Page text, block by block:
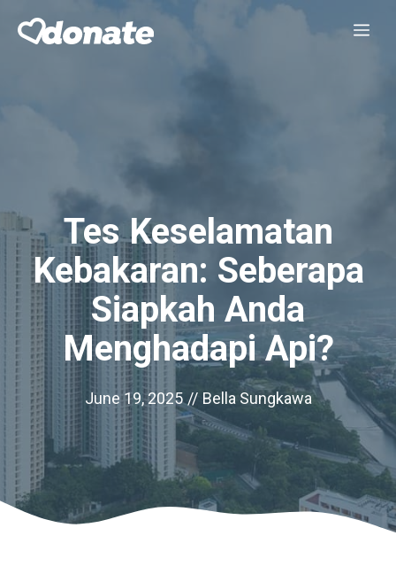
Tes Keselamatan
Kebakaran: Seberapa
Siapkah Anda
Menghadapi Api?
June 19, 2025 // Bella Sungkawa